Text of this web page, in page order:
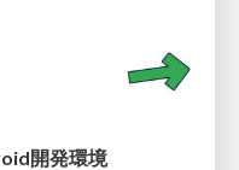
開発環境